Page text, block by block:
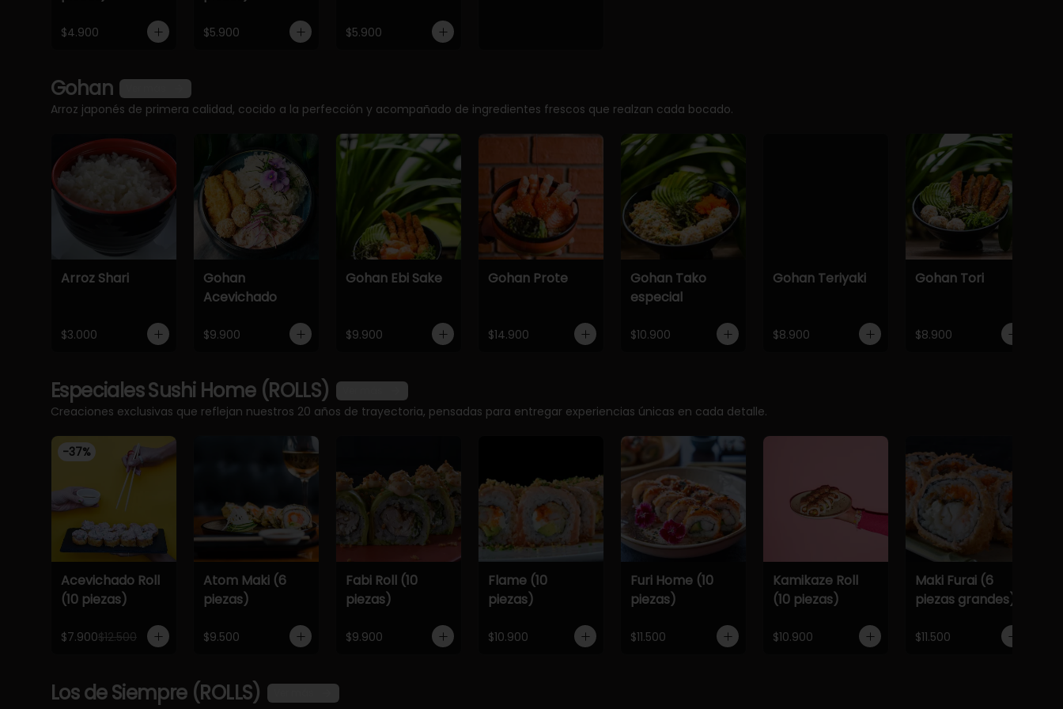
$4.900 $5.900 $5.900
Gohan
Arroz japonés de primera calidad, cocido a la perfección y acompañado de ingredientes frescos que realzan cada bocado.
Arroz Shari
$3.000
Gohan
Acevichado
$9.900
Gohan Ebi Sake
$9.900
Gohan Prote
$14.900
Gohan Tako
especial
$10.900
Gohan Teriyaki
$8.900
Gohan Tori
$8.900
Especiales Sushi Home (ROLLS)
Creaciones exclusivas que reflejan nuestros 20 años de trayectoria, pensadas para entregar experiencias únicas en cada detalle.
-37%
Acevichado Roll
(10 piezas)
$7.900$12.500
Atom Maki (6
piezas)
$9.500
Fabi Roll (10
piezas)
$9.900
Flame (10
piezas)
$10.900
Furi Home (10
piezas)
$11.500
Kamikaze Roll
(10 piezas)
$10.900
Maki Furai (6
piezas grandes)
$11.500
Los de Siempre (ROLLS)